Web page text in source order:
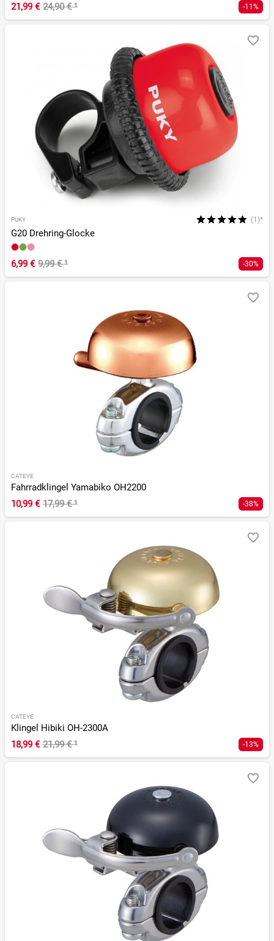
21,99 € 24,90 €¹ -11%
PUKY (1)*
G20 Drehring-Glocke
6,99 € 9,99 €¹ -30%
CATEYE
Fahrradklingel Yamabiko OH2200
10,99 € 17,99 €¹ -38%
CATEYE
Klingel Hibiki OH-2300A
18,99 € 21,99 €¹ -13%